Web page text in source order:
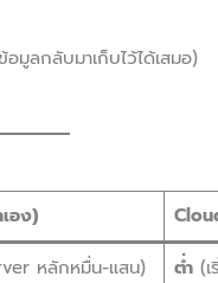
มูลกลับมาเก็บไว้ได้เสมอ)
อง)
หลักหมื่น-แสน) ต่ำ(เ